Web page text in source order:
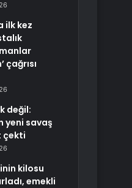
ilk kez
çağrısı
değil:
yeni savaş
çekti
kilosu
emekli